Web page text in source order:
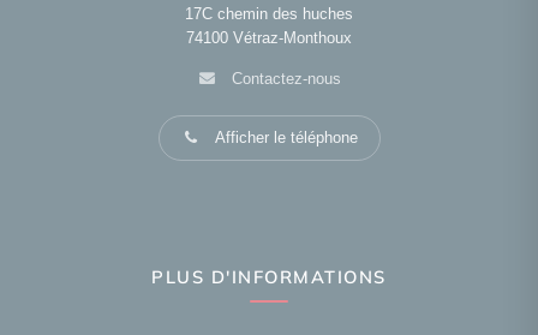
17C chemin des huches
74100 Vétraz-Monthoux
Contactez-nous
Afficher le téléphone
PLUS D'INFORMATIONS